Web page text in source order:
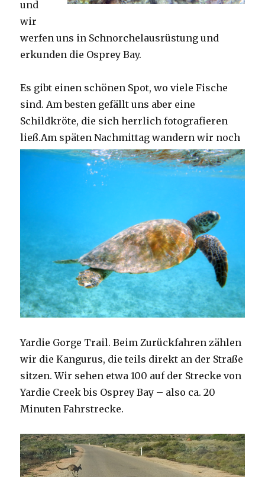
und
wir
werfen uns in Schnorchelausrüstung und
erkunden die Osprey Bay.
Es gibt einen schönen Spot, wo viele Fische
sind. Am besten gefällt uns aber eine
Schildkröte, die sich herrlich fotografieren
ließ.Am späten Nachmittag wandern wir noch
Yardie Gorge Trail. Beim Zurückfahren zählen
wir die Kangurus, die teils direkt an der Straße
sitzen. Wir sehen etwa 100 auf der Strecke von
Yardie Creek bis Osprey Bay – also ca. 20
Minuten Fahrstrecke.